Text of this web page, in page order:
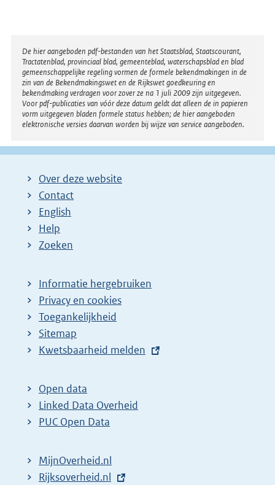
Disclaimer
De hier aangeboden pdf-bestanden van het Staatsblad, Staatscourant,
Tractatenblad, provinciaal blad, gemeenteblad, waterschapsblad en blad
gemeenschappelijke regeling vormen de formele bekendmakingen in de
zin van de Bekendmakingswet en de Rijkswet goedkeuring en
bekendmaking verdragen voor zover ze na 1 juli 2009 zijn uitgegeven.
Voor pdf-publicaties van vóór deze datum geldt dat alleen de in papieren
vorm uitgegeven bladen formele status hebben; de hier aangeboden
elektronische versies daarvan worden bij wijze van service aangeboden.
Over deze website
Contact
English
Help
Zoeken
Informatie hergebruiken
Privacy en cookies
Toegankelijkheid
Sitemap
E
t
e
r
l
Kwetsbaarheid melden
Open data
Linked Data Overheid
PUC Open Data
MijnOverheid.nl
E
Rijksoverheid.nl